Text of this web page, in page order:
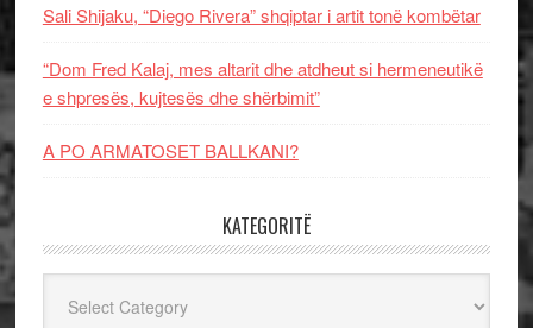
Sali Shijaku, “Diego Rivera” shqiptar i artit tonë kombëtar
“Dom Fred Kalaj, mes altarit dhe atdheut si hermeneutikë
e shpresës, kujtesës dhe shërbimit”
A PO ARMATOSET BALLKANI?
KATEGORITË